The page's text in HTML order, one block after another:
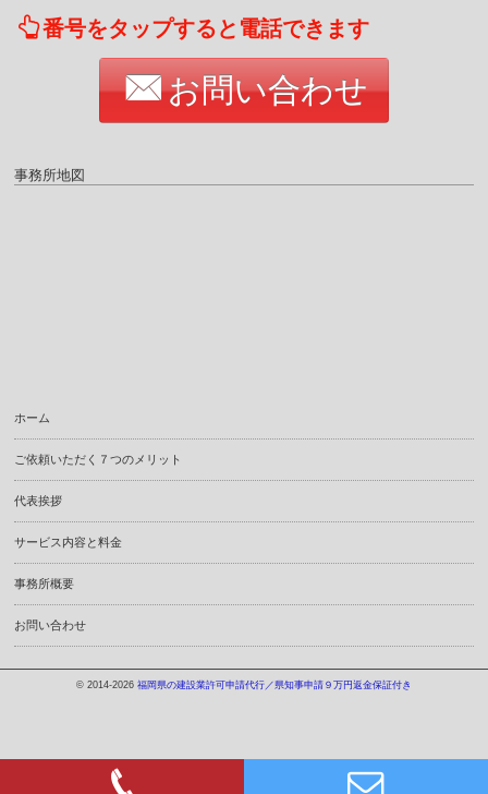
番号をタップすると電話できます
お問い合わせ
事務所地図
ホーム
ご依頼いただく７つのメリット
代表挨拶
サービス内容と料金
事務所概要
お問い合わせ
© 2014-2026 福岡県の建設業許可申請代行／県知事申請９万円返金保証付き